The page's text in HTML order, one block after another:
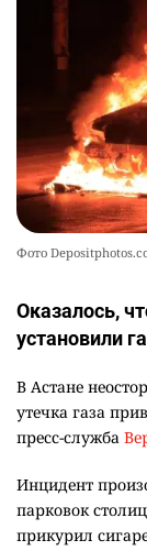
Фото
Оказалось,
установили
В Астане
утечка газа
пресс-служба
Инцидент
парковок
прикурил